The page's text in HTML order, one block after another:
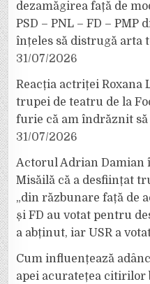
dezamăgirea față de
PSD – PNL – FD –
înțeles să distrugă arta
31/07/2026
Reacția actriței Roxana
trupei de teatru de la
furie că am îndrăznit
31/07/2026
Actorul Adrian Damian
Misăilă că a desființat
„din răzbunare față de
și FD au votat pentru
a abținut, iar USR a
Cum influențează
apei acuratețea citirilor